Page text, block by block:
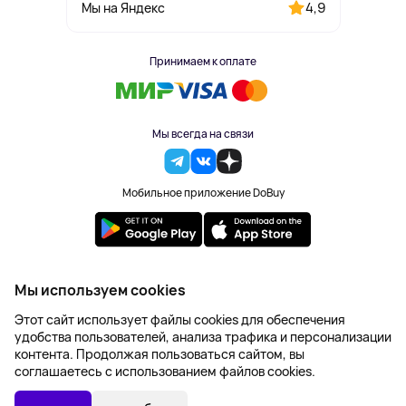
УТОЧНИТЬ НАЛИЧИЕ
Мы на Яндекс 4,9
Принимаем к оплате
Мы всегда на связи
Мобильное приложение DoBuy
2023-2026 © DoBuy. Все права защищены
Правила обработки персональных данных
Пользовательское соглашение
Оферта
Создание сайта – NetLab
Мы используем cookies
Этот сайт использует файлы cookies для обеспечения
удобства пользователей, анализа трафика и персонализации
контента. Продолжая пользоваться сайтом, вы
соглашаетесь с использованием файлов cookies.